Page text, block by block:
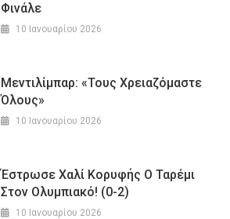
Φινάλε
10 Ιανουαρίου 2026
Μεντιλίμπαρ: «Τους Χρειαζόμαστε
Όλους»
10 Ιανουαρίου 2026
Έστρωσε Χαλί Κορυφής Ο Ταρέμι
Στον Ολυμπιακό! (0-2)
10 Ιανουαρίου 2026